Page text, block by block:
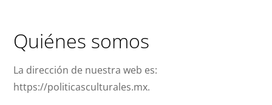
Quiénes somos
La dirección de nuestra web es:
https://politicasculturales.mx.